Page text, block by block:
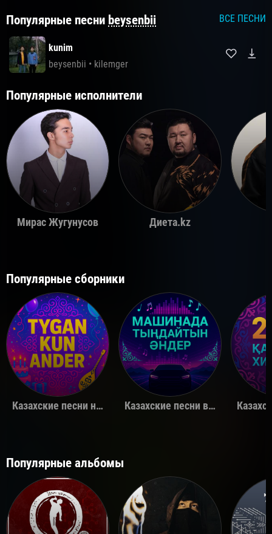
Популярные песни beysenbii ВСЕ ПЕСНИ
kunim
beysenbii • kilemger
Популярные исполнители
Мирас Жугунусов Диета.kz
Популярные сборники
Казахские песни на день рождения Казахские песни в машину
Популярные альбомы